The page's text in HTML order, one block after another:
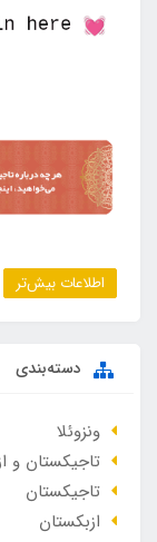
اطلاعات بیش‌تر
دسته‌بندی
ونزوئلا
تاجیکستان و
تاجیکستان
ازبکستان